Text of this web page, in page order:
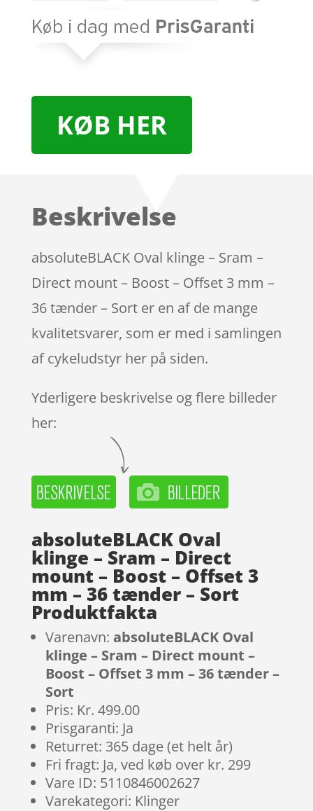
KØB HER
Beskrivelse
absoluteBLACK Oval klinge – Sram –
Direct mount – Boost – Offset 3 mm –
36 tænder – Sort er en af de mange
kvalitetsvarer, som er med i samlingen
af cykeludstyr her på siden.
Yderligere beskrivelse og flere billeder
her:
absoluteBLACK Oval
klinge – Sram – Direct
mount – Boost – Offset 3
mm – 36 tænder – Sort
Produktfakta
Varenavn: absoluteBLACK Oval
klinge – Sram – Direct mount –
Boost – Offset 3 mm – 36 tænder –
Sort
Pris: Kr. 499.00
Prisgaranti: Ja
Returret: 365 dage (et helt år)
Fri fragt: Ja, ved køb over kr. 299
Vare ID: 5110846002627
Varekategori: Klinger